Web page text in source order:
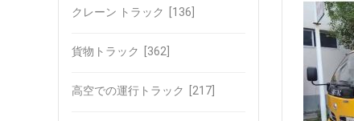
クレーン トラック [136]
貨物トラック [362]
高空での運行トラック [217]